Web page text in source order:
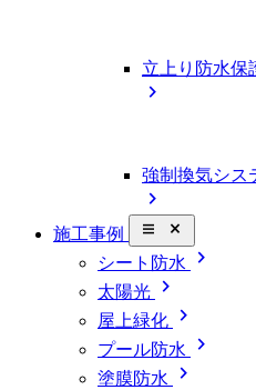
立上り防水保
chevron_right
強制換気シス
chevron_right
施工事例 close_small
シート防水 chevron_right
太陽光 chevron_right
屋上緑化 chevron_right
プール防水 chevron_right
塗膜防水 chevron_right